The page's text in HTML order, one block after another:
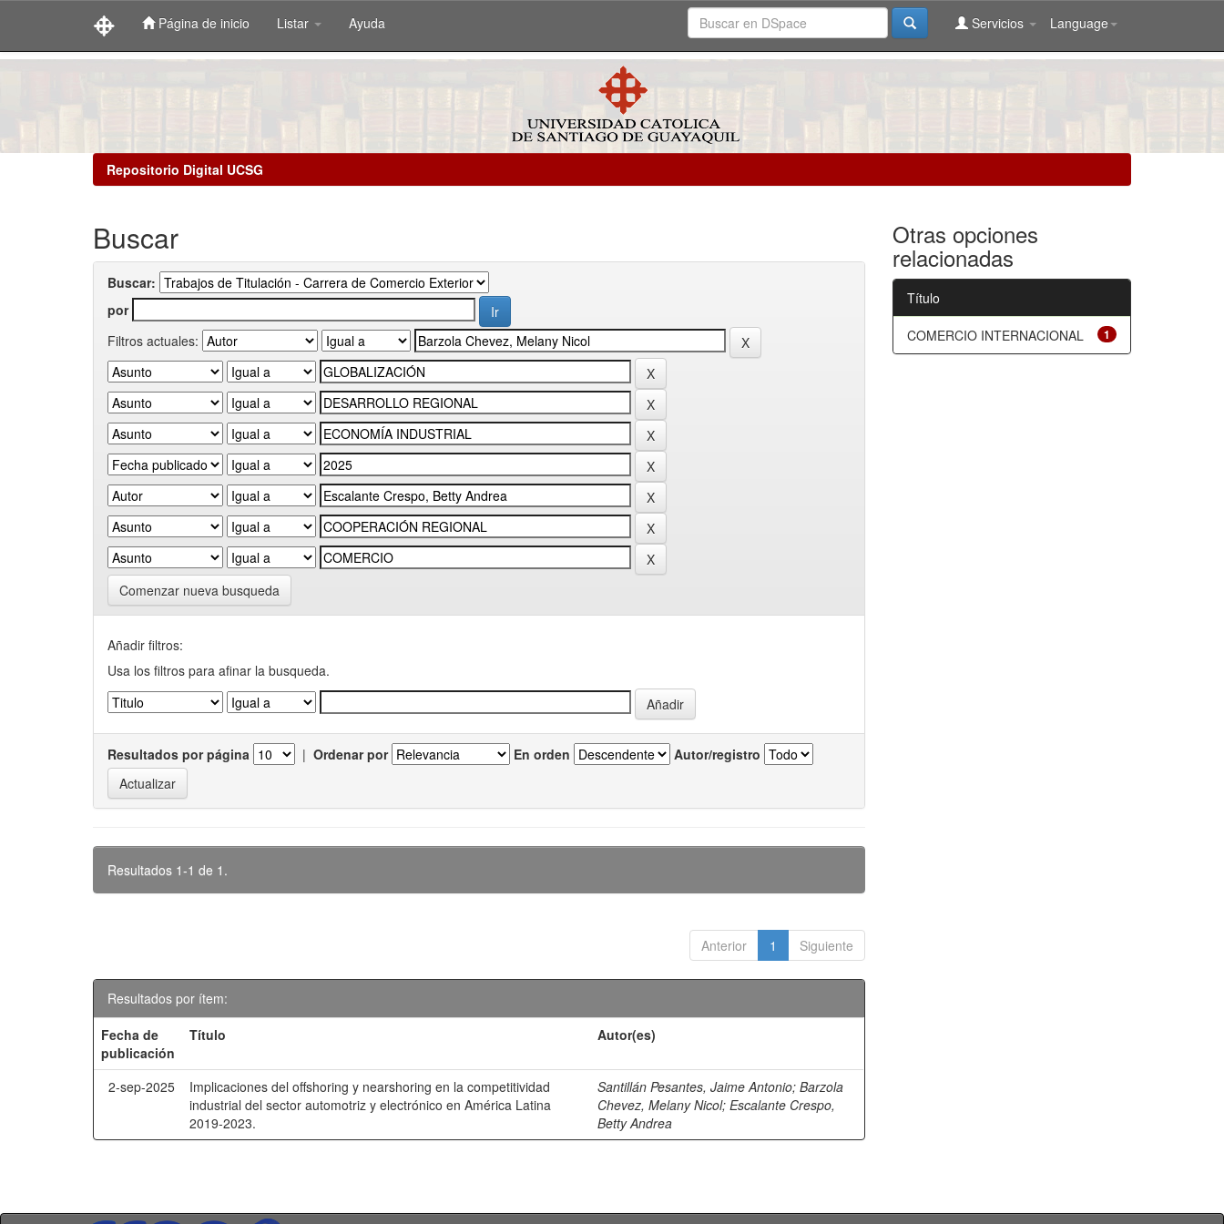
Página de inicio Listar Ayuda Language
Servicios
Repositorio Digital UCSG
Buscar
Buscar:
por
Filtros actuales:
Comenzar nueva busqueda
Añadir filtros:
Usa los filtros para afinar la busqueda.
Resultados por página | Ordenar por En orden Autor/registro
Resultados 1-1 de 1.
Anterior 1 Siguiente
Resultados por ítem:
Fecha de
publicación
Título Autor(es)
2-sep-2025
Implicaciones del offshoring y nearshoring en la competitividad
industrial del sector automotriz y electrónico en América Latina
2019-2023.
Santillán Pesantes, Jaime Antonio;Barzola
Chevez, Melany Nicol;Escalante Crespo,
Betty Andrea
Otras opciones
relacionadas
Título
1
COMERCIO INTERNACIONAL